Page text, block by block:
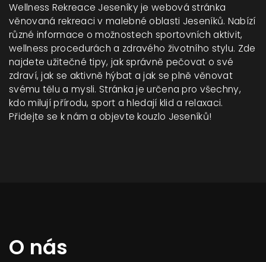
Wellness Rekreace Jeseníky je webová stránka
věnovaná rekreaci v malebné oblasti Jeseníků. Nabízí
různé informace o možnostech sportovních aktivit,
wellness procedurách a zdravého životního stylu. Zde
najdete užitečné tipy, jak správně pečovat o své
zdraví, jak se aktivně hýbat a jak se plně věnovat
svému tělu a mysli. Stránka je určena pro všechny,
kdo milují přírodu, sport a hledají klid a relaxaci.
Přidejte se k nám a objevte kouzlo Jeseníků!
O nás